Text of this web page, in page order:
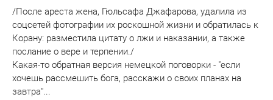
/После ареста жена, Гюльсафа Джафарова, удалила из
соцсетей фотографии их роскошной жизни и обратилась к
Корану: разместила цитату о лжи и наказании, а также
послание о вере и терпении./
Какая-то обратная версия немецкой поговорки - "если
хочешь рассмешить бога, расскажи о своих планах на
завтра"...